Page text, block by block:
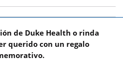
de Duke Health o rinda
querido con un regalo